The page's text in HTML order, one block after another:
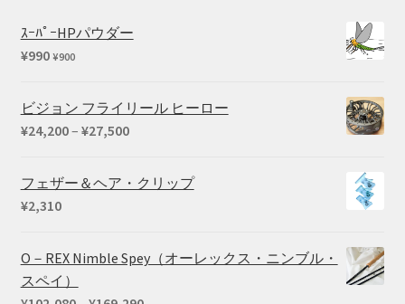
ｽｰﾊﾟｰHPパウダー
¥990 ¥900
ビジョン フライリール ヒーロー
¥24,200– ¥27,500価
帯:
フェザー＆ヘア・クリップ
¥2,310
O－REX Nimble Spey（オーレックス・ニンブル・
スペイ）